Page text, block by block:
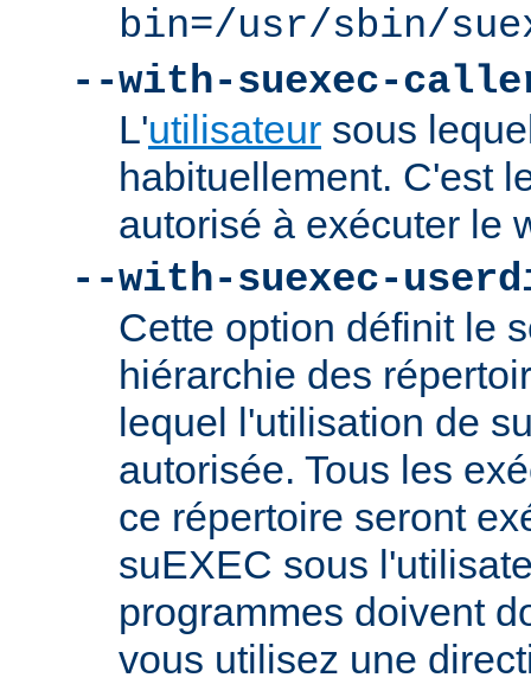
bin=/usr/sbin/
--with-suexec-
L'utilisateur sous
habituellement. C'est
autorisé à exécuter le
--with-suexec-
Cette option définit le
hiérarchie des
lequel l'utilisation de
autorisée. Tous les
ce répertoire seront
suEXEC sous
programmes doivent
vous utilisez une